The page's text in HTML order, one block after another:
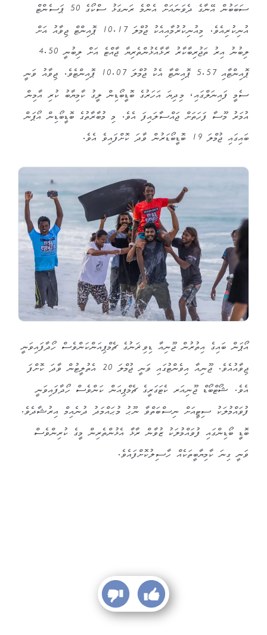
ސަބަބުން އޭނާގެ ދެވަނައަށް އެންމެ ރަނގަޅު ސްކޯގެ 50 ޕަސެންޓް
އުނިކުރިއެވެ. މިއުނިކުރުމާއިއެކު ޖުމްލަ 10.17 ޕޮއިންޓް ޖިވާއު އަށް
ލިބުނު އިރު ތަޖުރިބާކާރު ރާޅާއެޅުންތެރިޔާ ޖާއްޓެ އަށް ލިބުނީ 4.50
ޕޮއިންޓާއި 5.57 ޕޮއިންޓާ އެކު ޖުމްލަ 10.07 ޕޮއިންޓެވެ. ޖިވާއު ވަނީ
ސެމީ ފައިނަލްގައި، މިދިޔަ އަހަރުގެ ބޮޑީބޯޑިން ލީގު ކާމިޔާބު ކުރި އާމިން
އުމަރު މޫސާ ފަހަތަށް ޖައްސާލައިފަ އެވެ. މި މުބާރާތުގެ ބޮޑީބޯޑިން އޯޕަން
ބައިގައި ޖުމްލަ 19 ބޮޑީބޯޑަރުން ވާދަ ކޮށްފައިވެ އެވެ.
އޯޕަން ބައިގެ އިތުރުން ޖޫނިއާ ޑިވިޜަނުގެ ޗެމްޕިއަންކަންވެސް ހޯދާފައިވަނީ
ޖިވާއުއެވެ. ޖޫނިއާ އިވެންޓުގައި ވަނީ ޖުމްލަ 20 އެތުލީޓުން ވާދަ ކޮށްފަ
އެވެ. ޝޯޓްބޯޑް ޖޫނިއަރ ކެޓަގަރީގެ ޗެމްޕިއަން ކަންވެސް ހޯދާފައިވަނީ
ފުވައްމުލަކު ސިޓީއަށް ނިސްބަތްވާ ނޫޙު މުޙައްމަދު ދުނެއިމް އިރުޝާދެވެ.
ބޮޑީ ބޯޑިންގައި ފުވައްމުލަކު ޒުވާން ރާޅާ އެޅުންތެރިން މީގެ ކުރިންވެސް
ވަނީ ގިނަ ކާމިޔާބީތަކެއް ހާސިލުކޮށްފައެވެ.